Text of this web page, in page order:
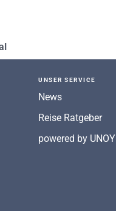
UNSER SERVICE
News
Reise Ratgeber
powered by UNOY